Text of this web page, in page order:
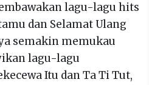
lagu-lagu hits
dan Selamat Ulang
semakin memukau
lagu-lagu
Itu dan Ta Ti Tut,